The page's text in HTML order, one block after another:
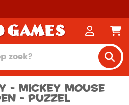
- Mickey Mouse
- Puzzel